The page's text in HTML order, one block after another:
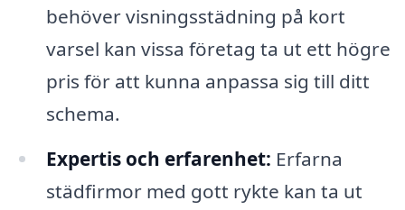
behöver visningsstädning på kort
varsel kan vissa företag ta ut ett högre
pris för att kunna anpassa sig till ditt
schema.
Expertis och erfarenhet: Erfarna
städfirmor med gott rykte kan ta ut